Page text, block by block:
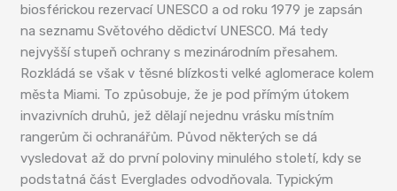
biosférickou rezervací UNESCO a od roku 1979 je zapsán
na seznamu Světového dědictví UNESCO. Má tedy
nejvyšší stupeň ochrany s mezinárodním přesahem.
Rozkládá se však v těsné blízkosti velké aglomerace kolem
města Miami. To způsobuje, že je pod přímým útokem
invazivních druhů, jež dělají nejednu vrásku místním
rangerům či ochranářům. Původ některých se dá
vysledovat až do první poloviny minulého století, kdy se
podstatná část Everglades odvodňovala. Typickým